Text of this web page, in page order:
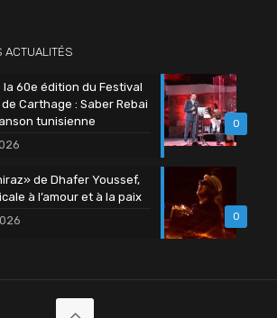
ACTUALITÉS
0
60e édition du Festival
Carthage : Saber Rebai
tunisienne
0
de Dhafer Youssef,
à l’amour et à la paix